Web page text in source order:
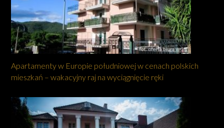
Apartamenty w Europie południowej w cenach polskich
mieszkań – wakacyjny raj na wyciągnięcie ręki